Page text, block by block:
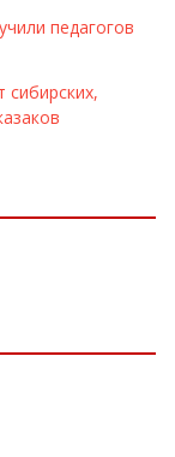
педагогов